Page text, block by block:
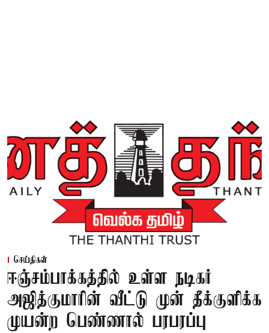
செய்திகள்
ஈஞ்சம்பாக்கத்தில் உள்ள நடிகர்
அஜித்குமாரின் வீட்டு முன் தீக்குளிக்க
முயன்ற பெண்ணால் பரபரப்பு